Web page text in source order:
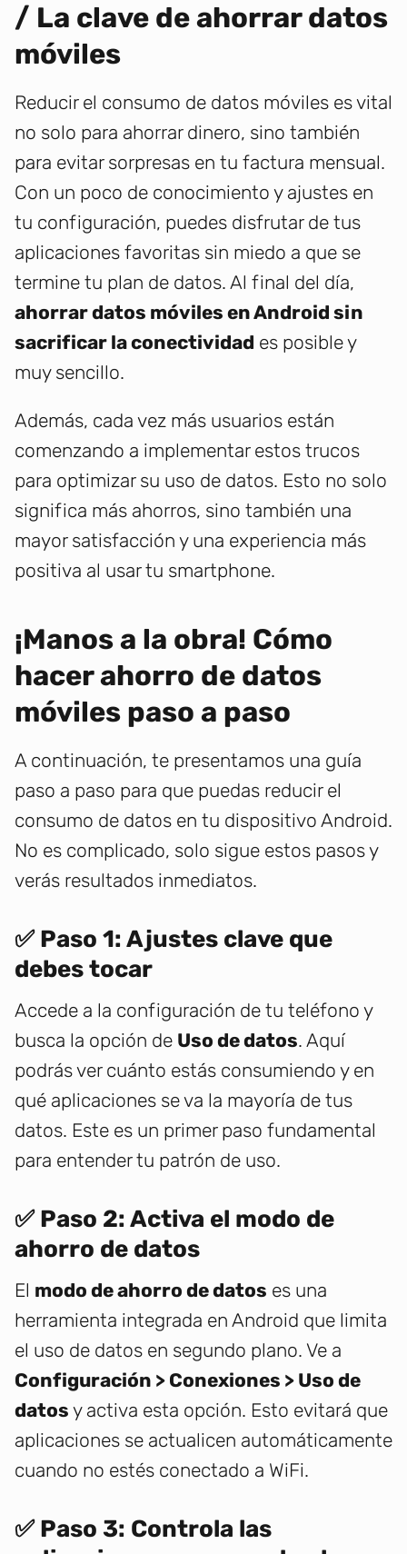
/ La clave de ahorrar datos
móviles
Reducir el consumo de datos móviles es vital
no solo para ahorrar dinero, sino también
para evitar sorpresas en tu factura mensual.
Con un poco de conocimiento y ajustes en
tu configuración, puedes disfrutar de tus
aplicaciones favoritas sin miedo a que se
termine tu plan de datos. Al final del día,
ahorrar datos móviles en Android sin
sacrificar la conectividad es posible y
muy sencillo.
Además, cada vez más usuarios están
comenzando a implementar estos trucos
para optimizar su uso de datos. Esto no solo
significa más ahorros, sino también una
mayor satisfacción y una experiencia más
positiva al usar tu smartphone.
¡Manos a la obra! Cómo
hacer ahorro de datos
móviles paso a paso
A continuación, te presentamos una guía
paso a paso para que puedas reducir el
consumo de datos en tu dispositivo Android.
No es complicado, solo sigue estos pasos y
verás resultados inmediatos.
✅ Paso 1: Ajustes clave que
debes tocar
Accede a la configuración de tu teléfono y
busca la opción de Uso de datos. Aquí
podrás ver cuánto estás consumiendo y en
qué aplicaciones se va la mayoría de tus
datos. Este es un primer paso fundamental
para entender tu patrón de uso.
✅ Paso 2: Activa el modo de
ahorro de datos
El modo de ahorro de datos es una
herramienta integrada en Android que limita
el uso de datos en segundo plano. Ve a
Configuración > Conexiones > Uso de
datos y activa esta opción. Esto evitará que
aplicaciones se actualicen automáticamente
cuando no estés conectado a WiFi.
✅ Paso 3: Controla las